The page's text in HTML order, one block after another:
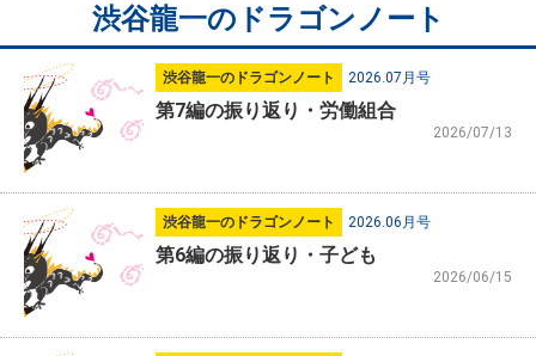
渋谷龍一のドラゴンノート
渋谷龍一のドラゴンノート 2026.07月号
2026/07/13
第7編の振り返り・労働組合
渋谷龍一のドラゴンノート 2026.06月号
2026/06/15
第6編の振り返り・子ども